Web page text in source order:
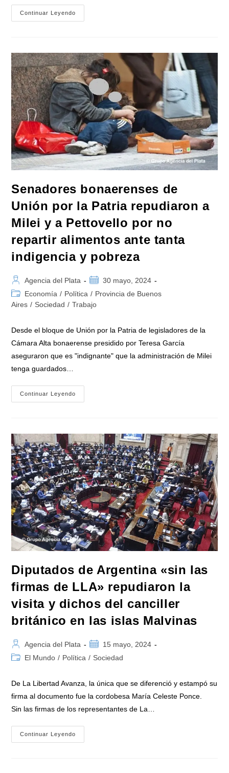
Continuar Leyendo
Internacional
Milei
A
Periodistas
De
Urbana
Play
Senadores bonaerenses de
Unión por la Patria repudiaron a
Milei y a Pettovello por no
repartir alimentos ante tanta
indigencia y pobreza
Autor
de
la
Agencia del Plata
Publicación
de
la
30 mayo, 2024
Categoría
de
Economía / Política / Provincia de Buenos
Aires / Sociedad / Trabajo
Desde el bloque de Unión por la Patria de legisladores de la
Cámara Alta bonaerense presidido por Teresa García
aseguraron que es "indignante" que la administración de Milei
tenga guardados…
Continuar Leyendo
Bonaerenses
Repudiaron
A
Milei
Y
A
Pettovello
Por
No
Repartir
Alimentos
Ante
Tanta
Indigencia
Y
Pobreza
Diputados de Argentina «sin las
firmas de LLA» repudiaron la
visita y dichos del canciller
británico en las islas Malvinas
Autor
de
Agencia del Plata
Publicación
de
15 mayo, 2024
Categoría
El Mundo / Política / Sociedad
De La Libertad Avanza, la única que se diferenció y estampó su
firma al documento fue la cordobesa María Celeste Ponce.
Sin las firmas de los representantes de La…
Continuar Leyendo
De